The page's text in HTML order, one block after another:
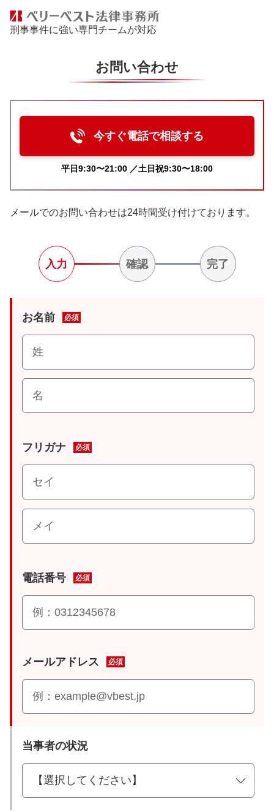
刑事事件に強い専門チームが対応
お問い合わせ
今すぐ電話で相談する
平日9:30〜21:00 ／土日祝9:30〜18:00
メールでのお問い合わせは24時間受け付けております。
入力 確認 完了
お名前 必須
フリガナ 必須
電話番号 必須
メールアドレス 必須
当事者の状況